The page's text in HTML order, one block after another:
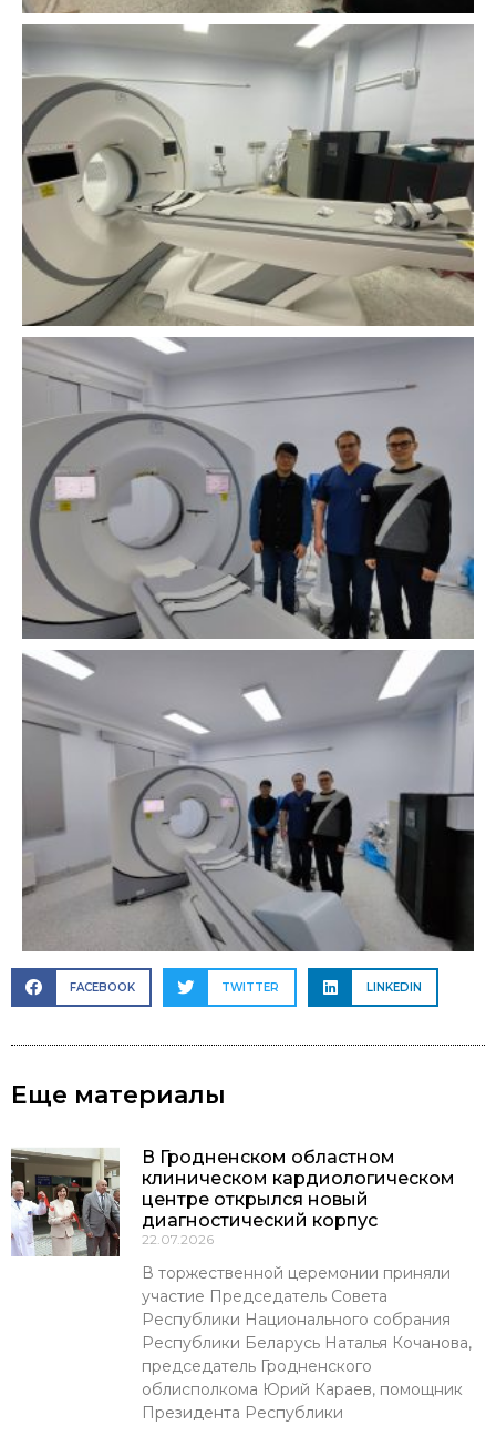
FACEBOOK TWITTER LINKEDIN
Еще материалы
В Гродненском областном
клиническом кардиологическом
центре открылся новый
диагностический корпус
22.07.2026
В торжественной церемонии приняли
участие Председатель Совета
Республики Национального собрания
Республики Беларусь Наталья Кочанова,
председатель Гродненского
облисполкома Юрий Караев, помощник
Президента Республики